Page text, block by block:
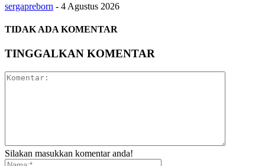
sergapreborn - 4 Agustus 2026
TIDAK ADA KOMENTAR
TINGGALKAN KOMENTAR
Silakan masukkan komentar anda!